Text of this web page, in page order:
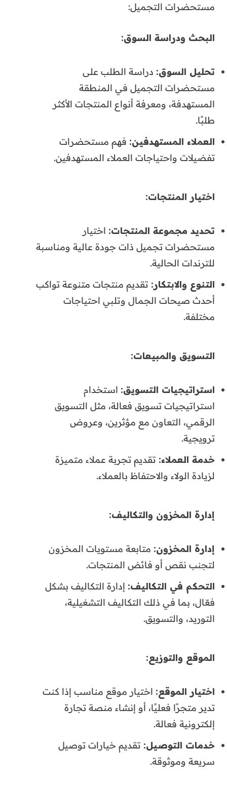
مستحضرات التجميل:
البحث ودراسة السوق:
تحليل السوق: دراسة الطلب على
مستحضرات التجميل في المنطقة
المستهدفة، ومعرفة أنواع المنتجات الأكثر
طلبًا.
العملاء المستهدفين: فهم مستحضرات
تفضيلات واحتياجات العملاء المستهدفين.
اختيار المنتجات:
تحديد مجموعة المنتجات: اختيار
مستحضرات تجميل ذات جودة عالية ومناسبة
للترندات الحالية.
التنوع والابتكار: تقديم منتجات متنوعة تواكب
أحدث صيحات الجمال وتلبي احتياجات
مختلفة.
التسويق والمبيعات:
استراتيجيات التسويق: استخدام
استراتيجيات تسويق فعالة، مثل التسويق
الرقمي، التعاون مع مؤثرين، وعروض
ترويجية.
خدمة العملاء: تقديم تجربة عملاء متميزة
لزيادة الولاء والاحتفاظ بالعملاء.
إدارة المخزون والتكاليف:
إدارة المخزون: متابعة مستويات المخزون
لتجنب نقص أو فائض المنتجات.
التحكم في التكاليف: إدارة التكاليف بشكل
فعّال، بما في ذلك التكاليف التشغيلية،
التوريد، والتسويق.
الموقع والتوزيع:
اختيار الموقع: اختيار موقع مناسب إذا كنت
تدير متجرًا فعليًا، أو إنشاء منصة تجارة
إلكترونية فعالة.
خدمات التوصيل: تقديم خيارات توصيل
سريعة وموثوقة.